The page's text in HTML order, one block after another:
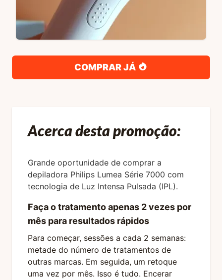
COMPRAR JÁ
Acerca desta promoção:
Grande oportunidade de comprar a
depiladora Philips Lumea Série 7000 com
tecnologia de Luz Intensa Pulsada (IPL).
Faça o tratamento apenas 2 vezes por
mês para resultados rápidos
Para começar, sessões a cada 2 semanas:
metade do número de tratamentos de
outras marcas. Em seguida, um retoque
uma vez por mês. Isso é tudo. Encerar